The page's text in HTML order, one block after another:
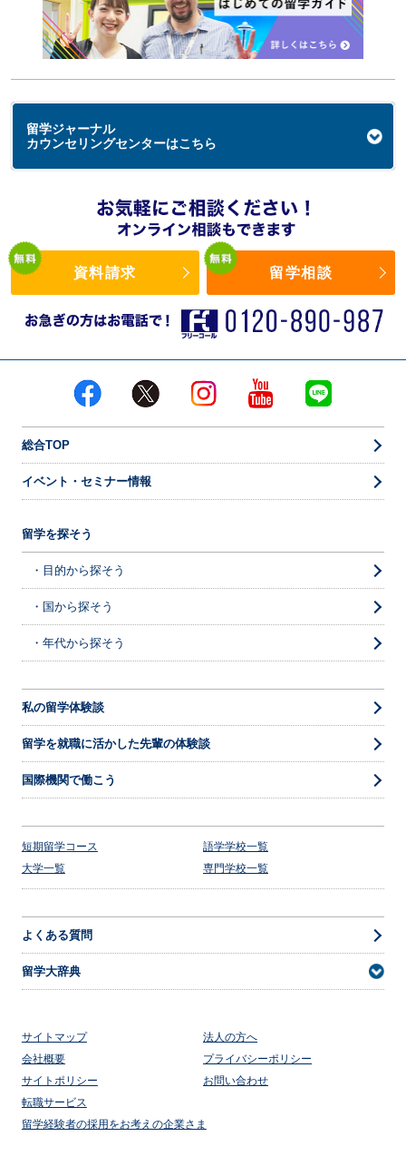
留学ジャーナル
カウンセリングセンターはこちら
資料請求 留学相談
総合TOP
イベント・セミナー情報
留学を探そう
・目的から探そう
・国から探そう
・年代から探そう
私の留学体験談
留学を就職に活かした先輩の体験談
国際機関で働こう
短期留学コース
語学学校一覧
大学一覧
専門学校一覧
よくある質問
留学大辞典
サイトマップ
法人の方へ
会社概要
プライバシーポリシー
サイトポリシー
お問い合わせ
転職サービス
留学経験者の採用をお考えの企業さま